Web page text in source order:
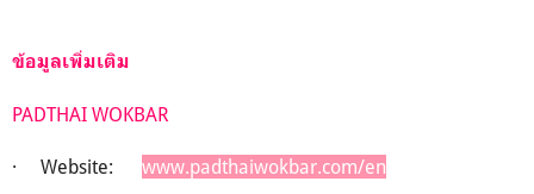
ข้อมูลเพิ่มเติม
PADTHAI WOKBAR
· Website: www.padthaiwokbar.com/en